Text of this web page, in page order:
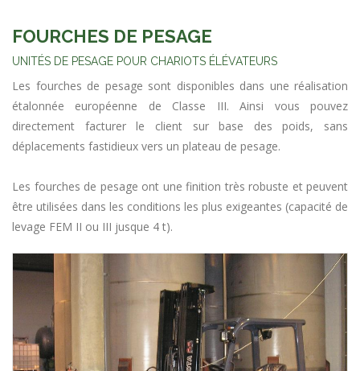
FOURCHES DE PESAGE
UNITÉS DE PESAGE POUR CHARIOTS ÉLÉVATEURS
Les fourches de pesage sont disponibles dans une réalisation
étalonnée européenne de Classe III. Ainsi vous pouvez
directement facturer le client sur base des poids, sans
déplacements fastidieux vers un plateau de pesage.
Les fourches de pesage ont une finition très robuste et peuvent
être utilisées dans les conditions les plus exigeantes (capacité de
levage FEM II ou III jusque 4 t).